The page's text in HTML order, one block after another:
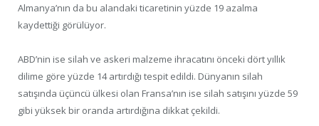
Almanya’nın da bu alandaki ticaretinin yüzde 19 azalma
kaydettiği görülüyor.
ABD’nin ise silah ve askeri malzeme ihracatını önceki dört yıllık
dilime göre yüzde 14 artırdığı tespit edildi. Dünyanın silah
satışında üçüncü ülkesi olan Fransa’nın ise silah satışını yüzde 59
gibi yüksek bir oranda artırdığına dikkat çekildi.